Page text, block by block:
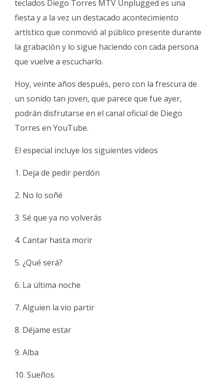
teclados Diego Torres MTV Unplugged es una
fiesta y a la vez un destacado acontecimiento
artístico que conmovió al público presente durante
la grabación y lo sigue haciendo con cada persona
que vuelve a escucharlo.
Hoy, veinte años después, pero con la frescura de
un sonido tan joven, que parece que fue ayer,
podrán disfrutarse en el canal oficial de Diego
Torres en YouTube.
El especial incluye los siguientes videos
1. Deja de pedir perdón
2. No lo soñé
3. Sé que ya no volverás
4. Cantar hasta morir
5. ¿Qué será?
6. La última noche
7. Alguien la vio partir
8. Déjame estar
9. Alba
10. Sueños